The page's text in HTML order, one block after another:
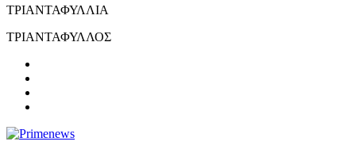
ΤΡΙΑΝΤΑΦΥΛΛΙΑ
ΤΡΙΑΝΤΑΦΥΛΛΟΣ